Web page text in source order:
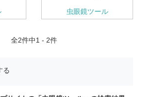
虫眼鏡ツール
全2件中1 - 2件
る